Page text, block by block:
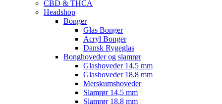
CBD & THCA
Headshop
Bonger
Glas Bonger
Acryl Bonger
Dansk Rygeglas
Bonghoveder og slamrør
Glashoveder 14,5 mm
Glashoveder 18,8 mm
Merskumshoveder
Slamrør 14,5 mm
Slamrør 18,8 mm